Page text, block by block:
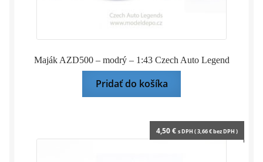
Maják AZD500 – modrý – 1:43 Czech Auto Legend
Pridať do košíka
4,50€ s DPH (3,66€bez DPH )